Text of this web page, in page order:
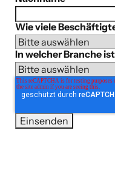
Wie viele
In welcher Branche